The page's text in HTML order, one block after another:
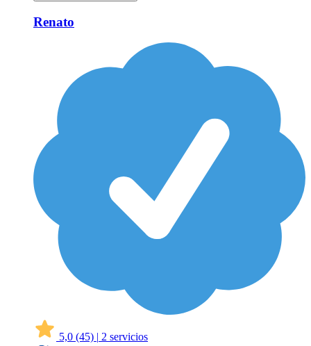
Renato
5,0 (45) | 2 servicios